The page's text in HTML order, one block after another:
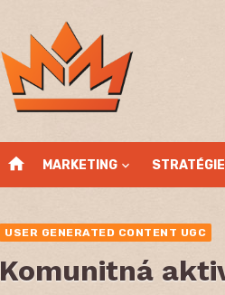
home MARKETING STRATÉGIE
USER GENERATED CONTENT UGC
Komunitná